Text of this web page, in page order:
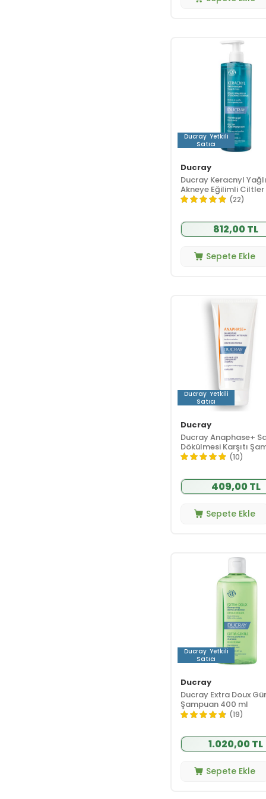
Ducray Yetkili
Satıcı
Ducray
Ducray Keracnyl
Akneye Eğilimli Ciltler
Yüz Temizleme Jeli
(22)
812,00 TL
Sepete Ekle
Ducray Yetkili
Satıcı
Ducray
Ducray Anaphase+
Dökülmesi Karşıtı
100 ml
(10)
409,00 TL
Sepete Ekle
Ducray Yetkili
Satıcı
Ducray
Ducray Extra Doux
Şampuan 400 ml
(19)
1.020,00 TL
Sepete Ekle